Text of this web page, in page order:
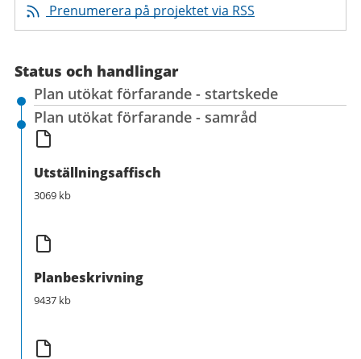
Prenumerera på projektet via RSS
Status och handlingar
Plan utökat förfarande - startskede
Plan utökat förfarande - samråd
Utställningsaffisch
3069 kb
Planbeskrivning
9437 kb